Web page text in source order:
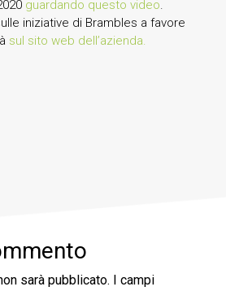
guardando questo video.
iniziative di Brambles a favore
sul sito web dell’azienda.
sarà pubblicato.
I campi